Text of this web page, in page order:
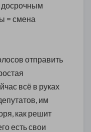
досрочным
= смена
отправить
всё в руках
им
как решит
есть свои